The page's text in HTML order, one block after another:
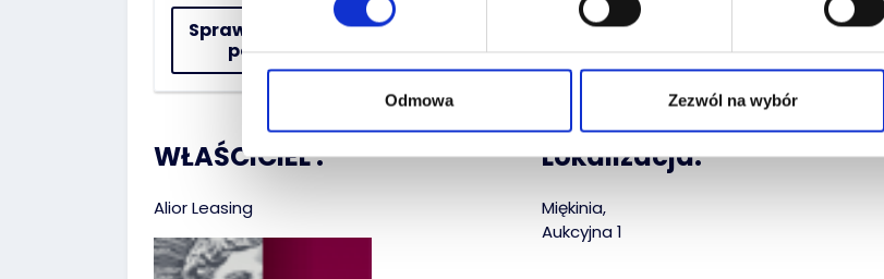
Odmowa Zezwól na wybór
Sprawdź historię
pojazdu
Data pierwszej
rejestracji:
WŁAŚCICIEL :
Alior Leasing
Lokalizacja:
Miękinia,
Aukcyjna 1